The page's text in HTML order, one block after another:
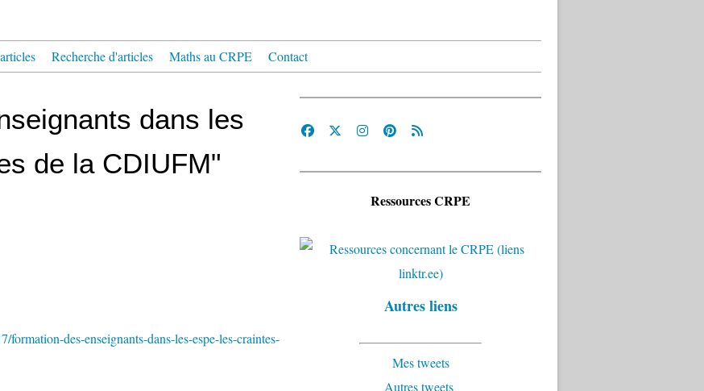
Recherche d'articles Maths au CRPE Contact
dans les
de la CDIUFM"
des-enseignants-dans-les-espe-les-craintes-
Ressources CRPE
Autres liens
Mes tweets
Autres tweets